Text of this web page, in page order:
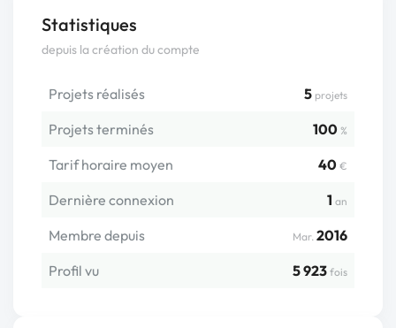
Statistiques
depuis la création du compte
Projets réalisés 5 projets
Projets terminés 100 %
Tarif horaire moyen 40 €
Dernière connexion 1 an
Membre depuis Mar. 2016
Profil vu
5 923 fois